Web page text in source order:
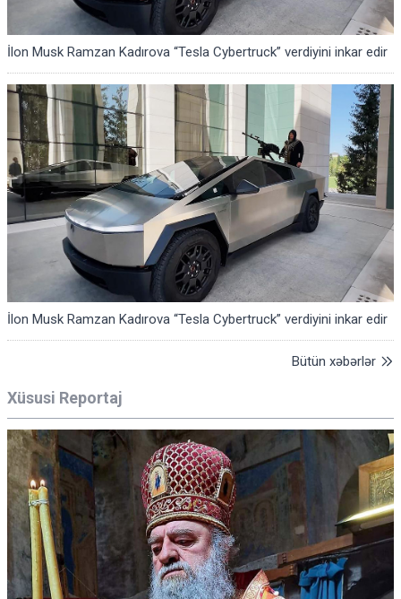
İlon Musk Ramzan Kadırova “Tesla Cybertruck” verdiyini inkar edir
İlon Musk Ramzan Kadırova “Tesla Cybertruck” verdiyini inkar edir
Bütün xəbərlər
Xüsusi Reportaj